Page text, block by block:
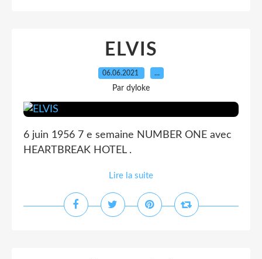
ELVIS
06.06.2021 …
Par dyloke
6 juin 1956 7 e semaine NUMBER ONE avec
HEARTBREAK HOTEL .
Lire la suite